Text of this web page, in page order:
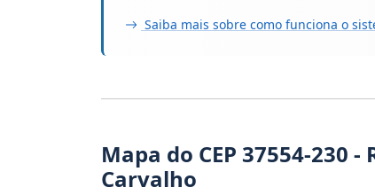
Saiba mais sobre como funciona o
Mapa do CEP 37554-230
Carvalho